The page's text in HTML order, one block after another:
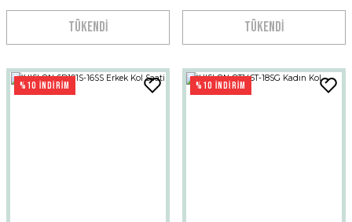
TÜKENDİ TÜKENDİ
%10 İNDİRİM %10 İNDİRİM